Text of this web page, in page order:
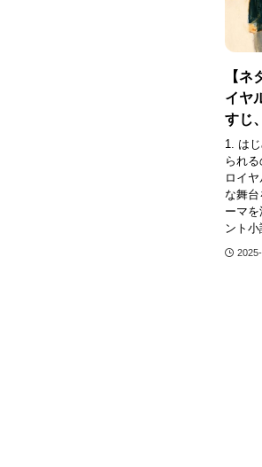
【
イヤ
すじ
1. は
られ
ロイ
な舞台
ーマ
ント